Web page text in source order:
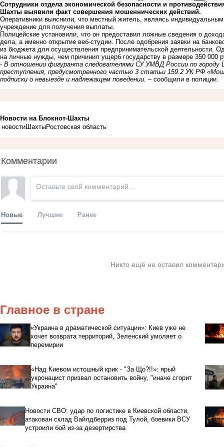
Сотрудники отдела экономической безопасности и
Шахты выявили факт совершения мошеннических действий.
Оперативники выяснили, что местный житель, являясь
учреждение для получения выплаты.
Полицейские установили, что он предоставил ложные сведения о
дела, а именно открытие веб-студии. После одобрения заявки на
из бюджета для осуществления предпринимательской деятельности.
на личные нужды, чем причинил ущерб государству в размере 350 000
- В отношении фигуранта следователями СУ УМВД России по городу
преступления, предусмотренного частью 3 статьи 159.2 УК РФ
подписки о невыезде и надлежащем поведении. – сообщили в полиции.
Новости на Блoкнoт-Шахты
новостиШахтыРостовская область
Комментарии
Новые Лучшие Ранее
Никто ещё не оставил
Главное в стране
«Украина в драматической ситуации»: Киев уже не
хочет возврата территорий, Зеленский умоляет о
перемирии
«Над Киевом истошный крик - "За Що?!!»: ярый
укронацист призвал остановить войну, "иначе сгорит
Украина"
Новости СВО: удар по логистике в Киевской области,
атакован склад Вайлдберриз под Тулой, боевики ВСУ
устроили бой из-за дезертирства